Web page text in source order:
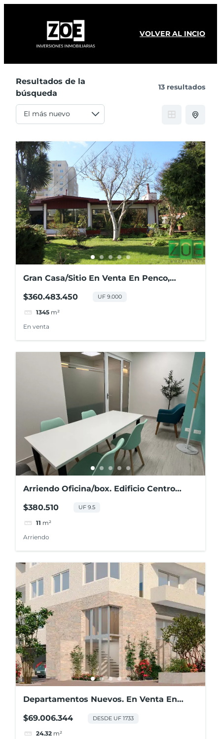
VOLVER AL INCIO
Resultados de la
búsqueda
13 resultados
Gran Casa/Sitio En Venta En Penco,
$360.483.450 UF 9.000
1345 m²
En venta
Arriendo Oficina/box. Edificio Centro
$380.510 UF 9.5
11 m²
Arriendo
Departamentos Nuevos. En Venta En
$69.006.344 DESDE UF 1733
24.32 m²